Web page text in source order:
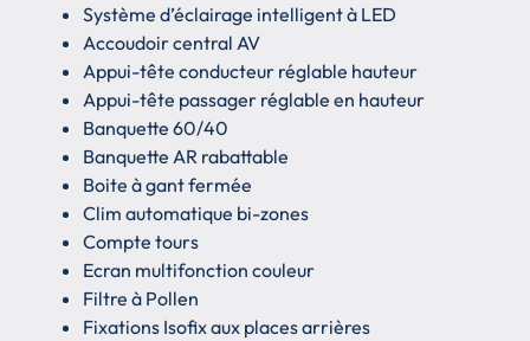
Système d’éclairage intelligent à LED
Accoudoir central AV
Appui-tête conducteur réglable hauteur
Appui-tête passager réglable en hauteur
Banquette 60/40
Banquette AR rabattable
Boite à gant fermée
Clim automatique bi-zones
Compte tours
Ecran multifonction couleur
Filtre à Pollen
Fixations Isofix aux places arrières